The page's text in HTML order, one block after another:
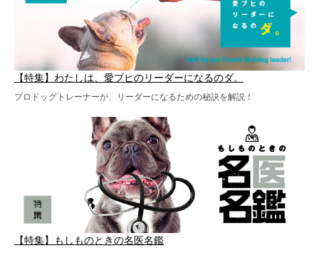
【特集】わたしは、愛ブヒのリーダーになるのダ。
プロドッグトレーナーが、リーダーになるための秘訣を解説！
【特集】もしものときの名医名鑑